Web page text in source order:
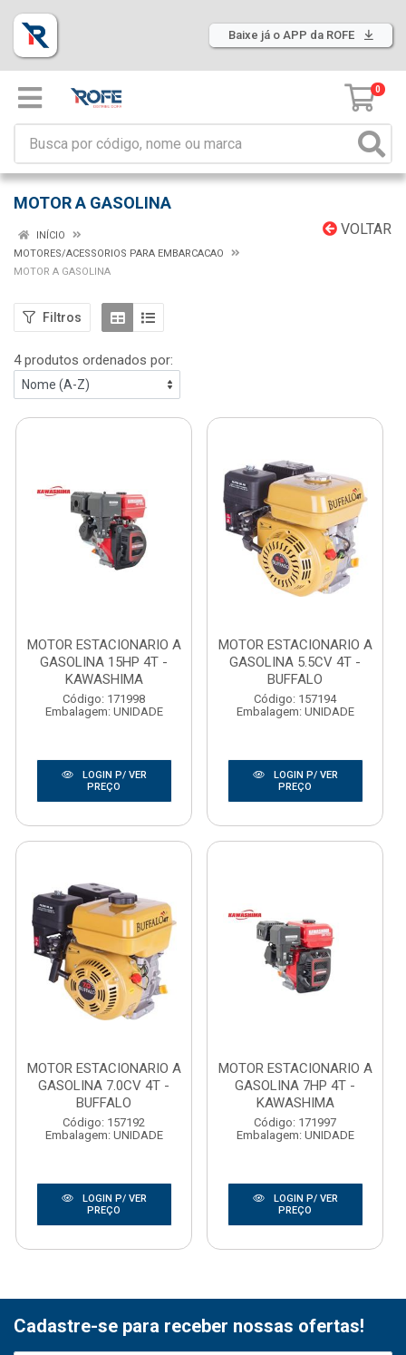
Baixe já o APP da ROFE
0
MOTOR A GASOLINA
VOLTAR
INÍCIO
MOTORES/ACESSORIOS PARA EMBARCACAO
MOTOR A GASOLINA
Filtros
4 produtos ordenados por:
MOTOR ESTACIONARIO A
GASOLINA 15HP 4T -
KAWASHIMA
Código: 171998
Embalagem: UNIDADE
LOGIN P/ VER
PREÇO
MOTOR ESTACIONARIO A
GASOLINA 5.5CV 4T -
BUFFALO
Código: 157194
Embalagem: UNIDADE
LOGIN P/ VER
PREÇO
MOTOR ESTACIONARIO A
GASOLINA 7.0CV 4T -
BUFFALO
Código: 157192
Embalagem: UNIDADE
LOGIN P/ VER
PREÇO
MOTOR ESTACIONARIO A
GASOLINA 7HP 4T -
KAWASHIMA
Código: 171997
Embalagem: UNIDADE
LOGIN P/ VER
PREÇO
Cadastre-se para receber nossas ofertas!